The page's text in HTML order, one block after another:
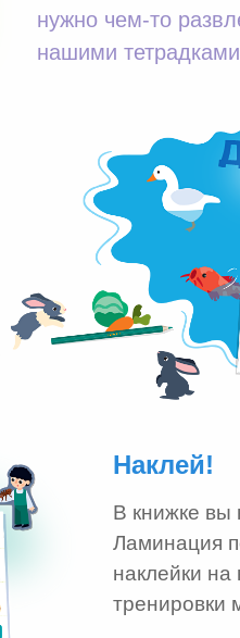
Наклей!
В книжке вы
Ламинация
наклейки
тренировки
нужно чем-то
нашими тетрадками